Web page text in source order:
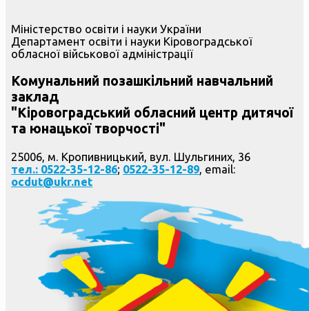
Міністерство освіти і науки України
Департамент освіти і науки Кіровоградської
обласної військової адміністрації
Комунальний позашкільний навчальний
заклад
"Кіровоградський обласний центр дитячої
та юнацької творчості"
25006, м. Кропивницький, вул. Шульгиних, 36
тел.: 0522-35-12-86; 0522-35-12-89, email:
ocdut@ukr.net